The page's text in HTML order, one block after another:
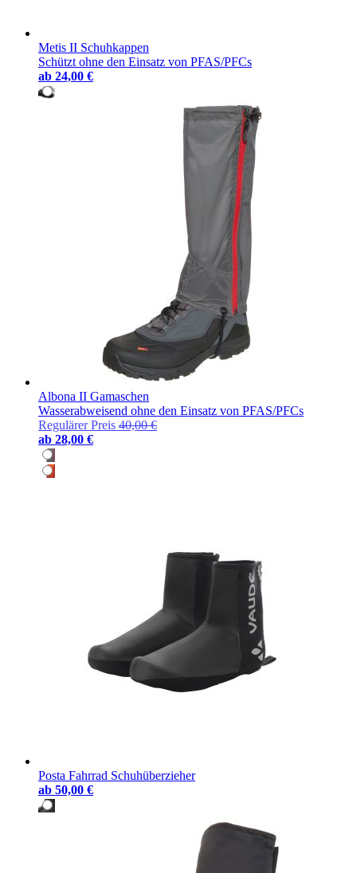
Metis II Schuhkappen
Schützt ohne den Einsatz von PFAS/PFCs
ab 24,00 €
Albona II Gamaschen
Wasserabweisend ohne den Einsatz von PFAS/PFCs
Regulärer Preis 40,00 €
ab 28,00 €
Posta Fahrrad Schuhüberzieher
ab 50,00 €